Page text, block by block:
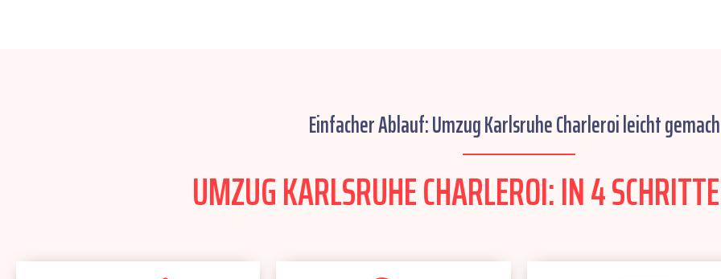
Einfacher Ablauf: Umzug Karlsruhe Charleroi leicht
UMZUG KARLSRUHE CHARLEROI: IN 4